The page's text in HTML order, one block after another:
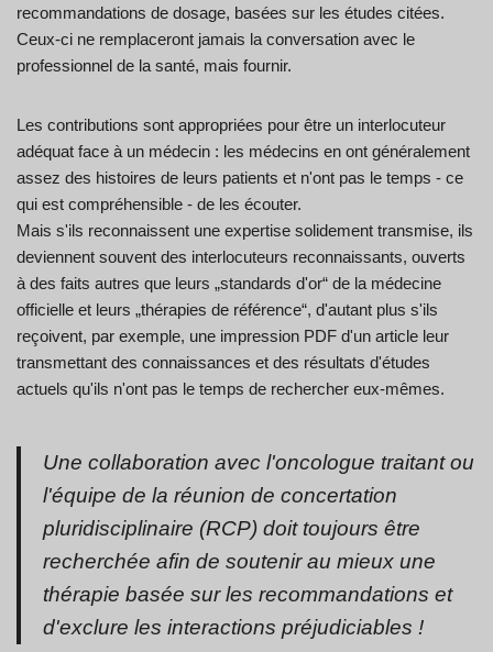
recommandations de dosage, basées sur les études citées.
Ceux-ci ne remplaceront jamais la conversation avec le
professionnel de la santé, mais fournir.
Les contributions sont appropriées pour être un interlocuteur
adéquat face à un médecin : les médecins en ont généralement
assez des histoires de leurs patients et n'ont pas le temps - ce
qui est compréhensible - de les écouter.
Mais s'ils reconnaissent une expertise solidement transmise, ils
deviennent souvent des interlocuteurs reconnaissants, ouverts
à des faits autres que leurs „standards d'or“ de la médecine
officielle et leurs „thérapies de référence“, d'autant plus s'ils
reçoivent, par exemple, une impression PDF d'un article leur
transmettant des connaissances et des résultats d'études
actuels qu'ils n'ont pas le temps de rechercher eux-mêmes.
Une collaboration avec l'oncologue traitant ou
l'équipe de la réunion de concertation
pluridisciplinaire (RCP) doit toujours être
recherchée afin de soutenir au mieux une
thérapie basée sur les recommandations et
d'exclure les interactions préjudiciables !